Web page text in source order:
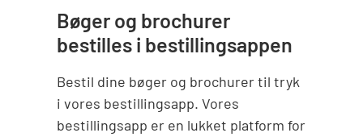
Bøger og brochurer
bestilles i bestillingsappen
Bestil dine bøger og brochurer til tryk
i vores bestillingsapp. Vores
bestillingsapp er en lukket platform for